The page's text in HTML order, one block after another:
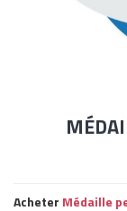
Acheter Médaille